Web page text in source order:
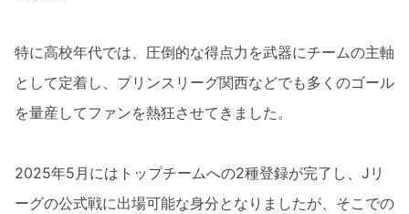
特に高校年代では、圧倒的な得点力を武器にチームの主軸
として定着し、プリンスリーグ関西などでも多くのゴール
を量産してファンを熱狂させてきました。
2025年5月にはトップチームへの2種登録が完了し、Jリ
ーグの公式戦に出場可能な身分となりましたが、そこでの